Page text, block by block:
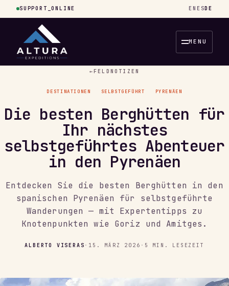
SUPPORT_ONLINE EN ESDE
MENU
← FELDNOTIZEN
DESTINATIONEN SELBSTGEFÜHRT PYRENÄEN
Die besten Berghütten für
Ihr nächstes
selbstgeführtes Abenteuer
in den Pyrenäen
Entdecken Sie die besten Berghütten in den
spanischen Pyrenäen für selbstgeführte
Wanderungen — mit Expertentipps zu
Knotenpunkten wie Goriz und Amitges.
ALBERTO VISERAS · 15. MÄRZ 2026 · 5 MIN. LESEZEIT